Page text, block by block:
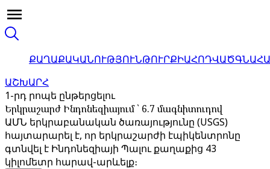
ՔԱՂԱՔԱԿԱՆՈՒԹՅՈՒՆԹՈՒՐՔԻԱՀՈԴՎԱԾ
ԱՇԽԱՐՀ
1-րդ րոպե ընթերցելու
Երկրաշարժ Ինդոնեզիայում ՝ 6.7 մագնիտուդով
ԱՄՆ երկրաբանական ծառայությունը (USGS)
հայտարարել է, որ երկրաշարժի էպիկենտրոնը
գտնվել է Ինդոնեզիայի Պալու քաղաքից 43
կիլոմետր հարավ-արևելք։